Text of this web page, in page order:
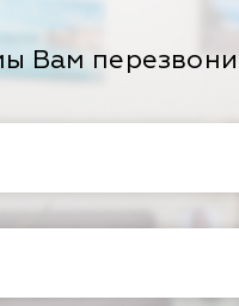
Вам